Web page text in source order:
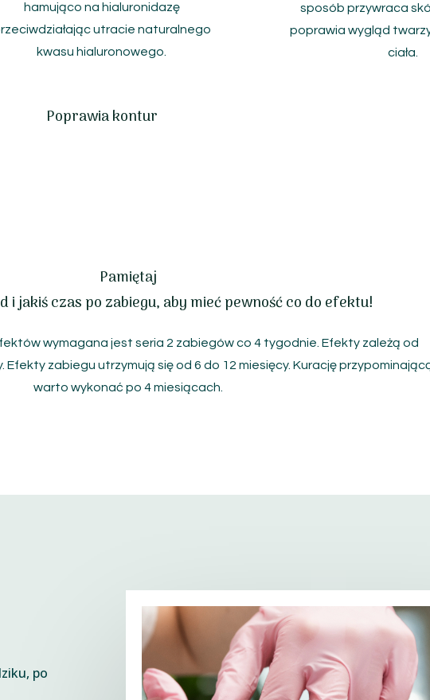
hamująco na hialuronidazę
utracie naturalnego
kwasu hialuronowego.
sposób przywraca
poprawia wygląd
ciała.
Poprawia kontur
Pamiętaj
i jakiś czas po zabiegu, aby mieć pewność co do efektu!
wymagana jest seria 2 zabiegów co 4 tygodnie. Efekty zależą od
Efekty zabiegu utrzymują się od 6 do 12 miesięcy. Kurację
warto wykonać po 4 miesiącach.
po